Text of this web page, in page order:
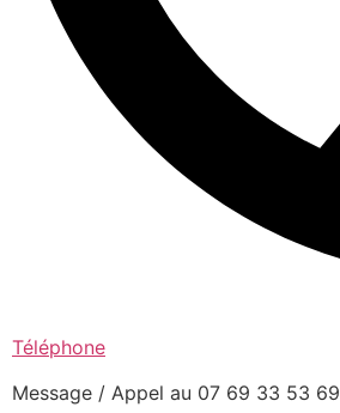
Téléphone
Message / Appel au 07 69 33 53 69